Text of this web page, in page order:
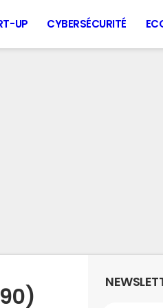
UP CYBERSÉCURITÉ